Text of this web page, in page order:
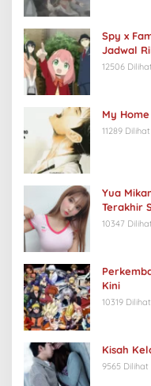
Spy x
Jadwal
12506 Dilihat
My
11289 Dilihat
Yua
Terakhir
10347 Dilihat
Kini
10319 Dilihat
Kisah
9565 Dilihat